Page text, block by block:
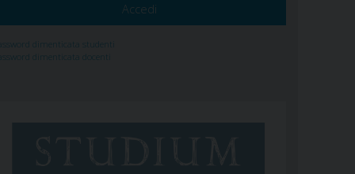
dimenticata studenti
dimenticata docenti